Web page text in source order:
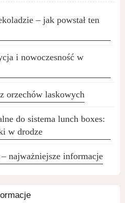
– jak powstał ten
i nowoczesność w
orzechów laskowych
do sistema lunch boxes:
w drodze
najważniejsze informacje